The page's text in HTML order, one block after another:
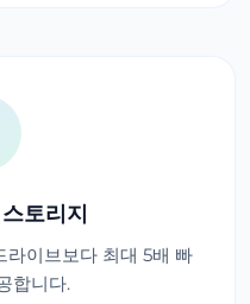
토리지
이브보다 최대 5배 빠
합니다.